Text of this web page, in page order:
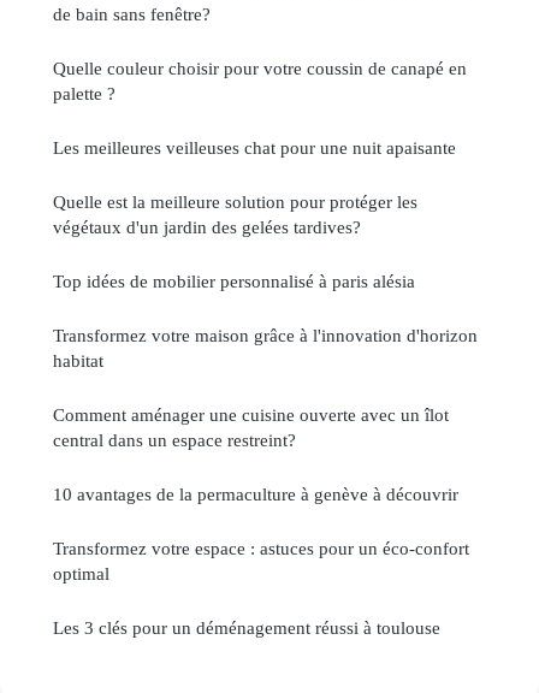
de bain sans fenêtre?
Quelle couleur choisir pour votre coussin de canapé en
palette ?
Les meilleures veilleuses chat pour une nuit apaisante
Quelle est la meilleure solution pour protéger les
végétaux d'un jardin des gelées tardives?
Top idées de mobilier personnalisé à paris alésia
Transformez votre maison grâce à l'innovation d'horizon
habitat
Comment aménager une cuisine ouverte avec un îlot
central dans un espace restreint?
10 avantages de la permaculture à genève à découvrir
Transformez votre espace : astuces pour un éco-confort
optimal
Les 3 clés pour un déménagement réussi à toulouse